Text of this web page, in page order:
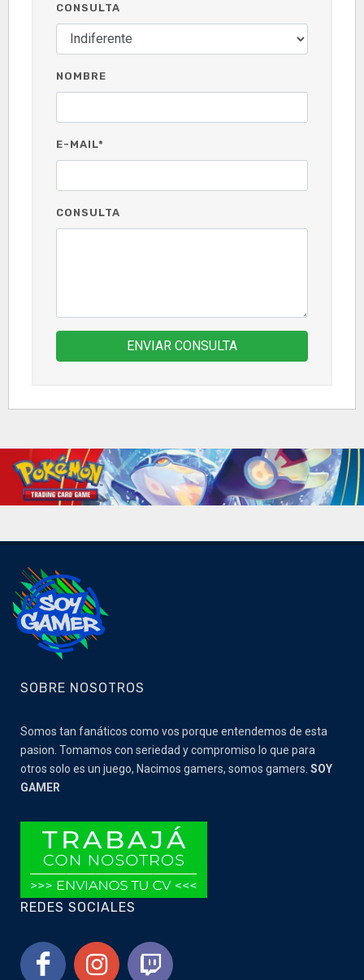
CONSULTA
NOMBRE
E-MAIL*
CONSULTA
ENVIAR CONSULTA
SOBRE NOSOTROS
Somos tan fanáticos como vos porque entendemos de esta
pasion. Tomamos con seriedad y compromiso lo que para
otros solo es un juego, Nacimos gamers, somos gamers. SOY
GAMER
REDES SOCIALES